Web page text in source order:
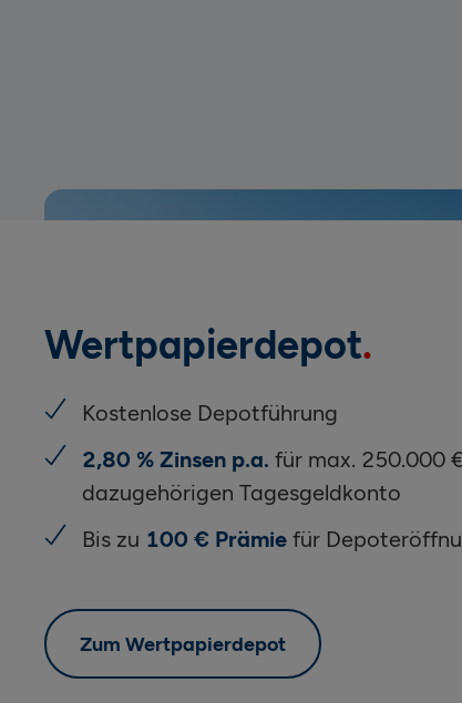
Wertpapierdepot
Kostenlose Depotführung
2,80 % Zinsen p.a. für max. 250.000
dazugehörigen Tagesgeldkonto
Bis zu 100 € Prämie für
Zum Wertpapierdepot